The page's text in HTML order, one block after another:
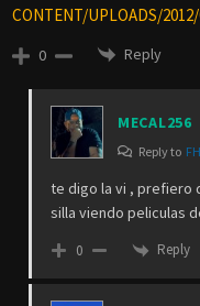
CONTENT/UPLOADS/
0 Reply
MECAL256
Reply to
te digo la vi , prefiero
silla viendo peliculas
0 Reply